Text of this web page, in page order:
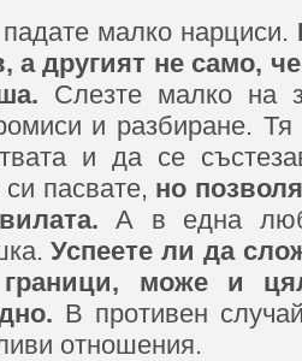
малко нарциси.
а другият не само,
Слезте малко на
и разбиране.
и да се
пасвате, но
А в една
Успеете ли да
граници, може и
В противен
отношения.